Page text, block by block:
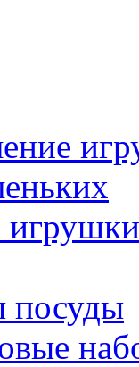
игрушки
посуды